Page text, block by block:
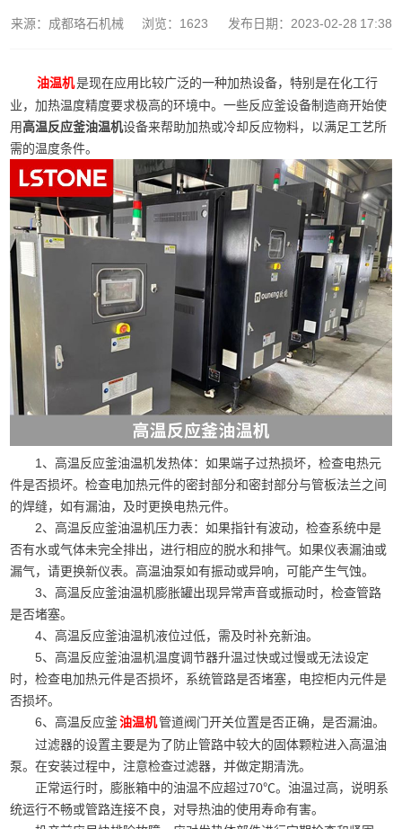
来源：成都珞石机械 浏览：1623 发布日期：2023-02-28 17:38
油温机是现在应用比较广泛的一种加热设备，特别是在化工行
业，加热温度精度要求极高的环境中。一些反应釜设备制造商开始使
用高温反应釜油温机设备来帮助加热或冷却反应物料，以满足工艺所
需的温度条件。
1、高温反应釜油温机发热体：如果端子过热损坏，检查电热元
件是否损坏。检查电加热元件的密封部分和密封部分与管板法兰之间
的焊缝，如有漏油，及时更换电热元件。
2、高温反应釜油温机压力表：如果指针有波动，检查系统中是
否有水或气体未完全排出，进行相应的脱水和排气。如果仪表漏油或
漏气，请更换新仪表。高温油泵如有振动或异响，可能产生气蚀。
3、高温反应釜油温机膨胀罐出现异常声音或振动时，检查管路
是否堵塞。
4、高温反应釜油温机液位过低，需及时补充新油。
5、高温反应釜油温机温度调节器升温过快或过慢或无法设定
时，检查电加热元件是否损坏，系统管路是否堵塞，电控柜内元件是
否损坏。
6、高温反应釜油温机管道阀门开关位置是否正确，是否漏油。
过滤器的设置主要是为了防止管路中较大的固体颗粒进入高温油
泵。在安装过程中，注意检查过滤器，并做定期清洗。
正常运行时，膨胀箱中的油温不应超过70℃。油温过高，说明系
统运行不畅或管路连接不良，对导热油的使用寿命有害。